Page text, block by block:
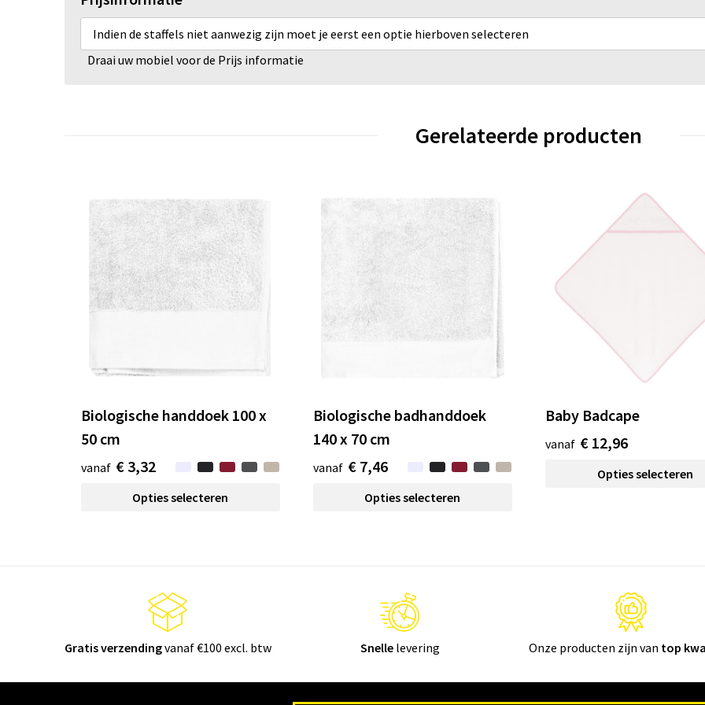
Indien de staffels niet aanwezig zijn moet je eerst een optie hierboven selecteren
Draai uw mobiel voor de Prijs informatie
Gerelateerde producten
Biologische handdoek 100 x
50 cm
vanaf € 3,32
Opties selecteren
Biologische badhanddoek
140 x 70 cm
vanaf € 7,46
Opties selecteren
Baby Badcape
vanaf € 12,96
Opties selecteren
Gratis verzendingvanaf €100 excl. btw Snellelevering Onze producten zijn van top